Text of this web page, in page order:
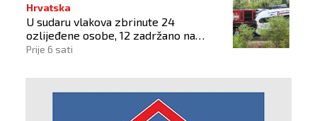
Hrvatska
U sudaru vlakova zbrinute 24
ozlijeđene osobe, 12 zadržano na
liječenju
Prije 6 sati